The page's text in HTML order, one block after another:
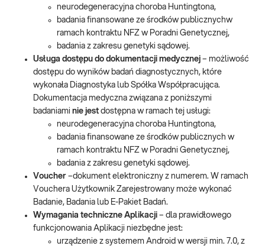
neurodegeneracyjna choroba Huntingtona,
badania finansowane ze środków publicznychw
ramach kontraktu NFZ w Poradni Genetycznej,
badania z zakresu genetyki sądowej.
Usługa dostępu do dokumentacji medycznej – możliwość
dostępu do wyników badań diagnostycznych, które
wykonała Diagnostyka lub Spółka Współpracująca.
Dokumentacja medyczna związana z poniższymi
badaniami nie jest dostępna w ramach tej usługi:
neurodegeneracyjna choroba Huntingtona,
badania finansowane ze środków publicznych w
ramach kontraktu NFZ w Poradni Genetycznej,
badania z zakresu genetyki sądowej.
Voucher –dokument elektroniczny z numerem. W ramach
Vouchera Użytkownik Zarejestrowany może wykonać
Badanie, Badania lub E-Pakiet Badań.
Wymagania techniczne Aplikacji – dla prawidłowego
funkcjonowania Aplikacji niezbędne jest:
urządzenie z systemem Android w wersji min. 7.0, z